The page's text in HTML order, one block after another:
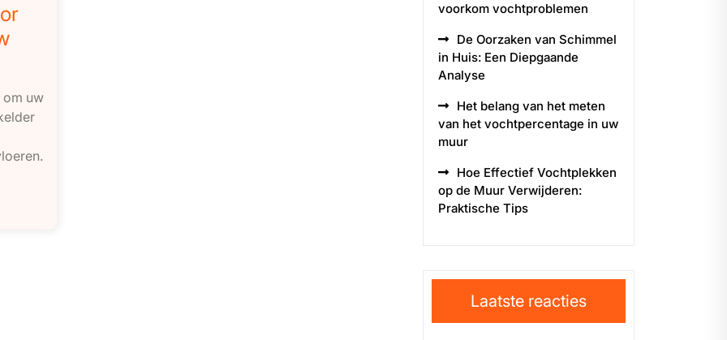
om uw
voorkom vochtproblemen
De Oorzaken van Schimmel
in Huis: Een Diepgaande
Analyse
Het belang van het meten
van het vochtpercentage in uw
muur
Hoe Effectief Vochtplekken
op de Muur Verwijderen:
Praktische Tips
Laatste reacties